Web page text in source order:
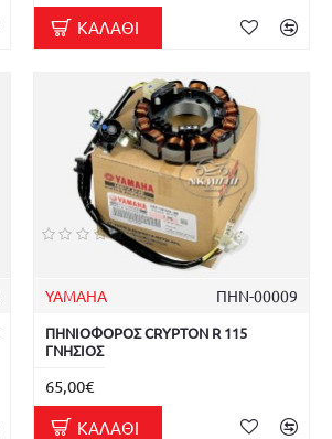
ΚΑΛΆΘΙ
YAMAHA ΠΗΝ-00009
ΠΗΝΙΟΦΟΡΟΣ CRYPTON R 115
ΓΝΗΣΙΟΣ
65,00€
ΚΑΛΆΘΙ